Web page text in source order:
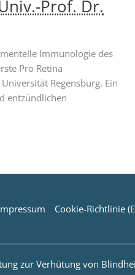
Prof. Dr.
Immunologie des
Pro Retina
Regensburg. Ein
entzündlichen
Cookie-Richtlinie
zur Verhütung von